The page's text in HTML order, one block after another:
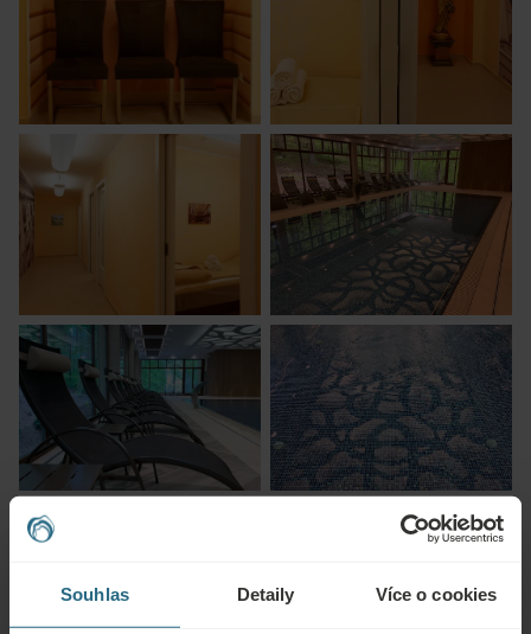
Souhlas Detaily Více o cookies